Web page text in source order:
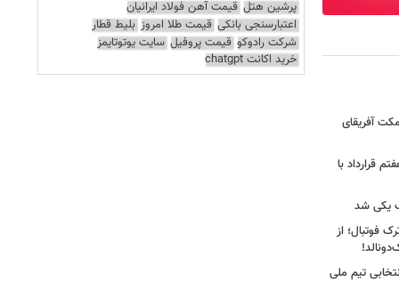
آفریقای
قرارداد با
یکی شد
فوتبال؛ از
تیم ملی
پرشین هتل قیمت آهن فولاد ایرانیان
اعتبارسنجی بانکی قیمت طلا امروز بلیط قطار
شرکت رادوکو قیمت پروفیل سایت یوتوتایمز
خرید اکانت chatgpt